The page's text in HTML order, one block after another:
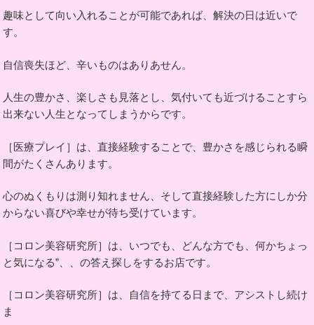
趣味として向い入れることが可能であれば、解決の日は近いで
す。
自信喪失ほど、辛いものはありあせん。
人生の豊かさ、楽しさも見落とし、気付いても近づけることすら
出来ない人生となってしまうからです。
［医療プレイ］は、直接経験することで、豊かさを感じられる瞬
間がたくさんあります。
心のぬくもりは測り知れません、そして直接経験した方にしか分
からない喜びや幸せが待ち受けています。
［コロン美容研究所］は、いつでも、どんな方でも、何かちょっ
と気になる”、、の答え探しをするお店です。
［コロン美容研究所］は、自信を持てる日まで、アシストし続け
ま